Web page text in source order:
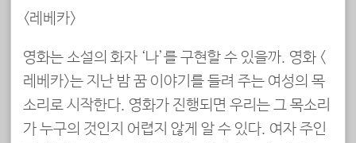
<레베카>
영화는 소설의 화자 ‘나’를 구현할 수 있을까. 영화 <
레베카>는 지난 밤 꿈 이야기를 들려 주는 여성의 목
소리로 시작한다. 영화가 진행되면 우리는 그 목소리
가 누구의 것인지 어렵지 않게 알 수 있다. 여자 주인